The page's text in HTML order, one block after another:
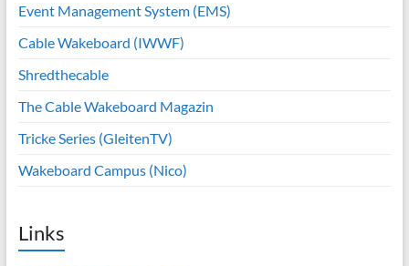
Event Management System (EMS)
Cable Wakeboard (IWWF)
Shredthecable
The Cable Wakeboard Magazin
Tricke Series (GleitenTV)
Wakeboard Campus (Nico)
Links